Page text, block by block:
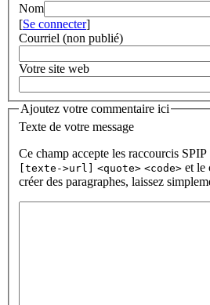
Nom
[Se connecter]
Courriel (non publié)
Votre site web
Ajoutez votre commentaire ici
Texte de votre message
Ce champ accepte les raccourcis SPIP
[texte->url]
<quote> <code> et le
créer des paragraphes, laissez